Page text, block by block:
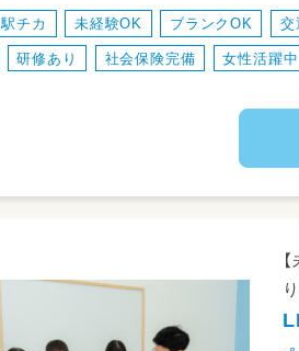
駅チカ 未経験OK ブランクOK 交
研修あり 社会保険完備 女性活躍中